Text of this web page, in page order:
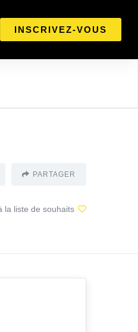
INSCRIVEZ-VOUS
PARTAGER
la liste de souhaits